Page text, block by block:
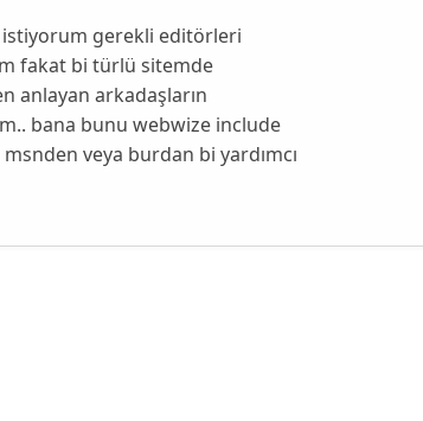
gerekli editörleri
fakat bi türlü sitemde
anlayan arkadaşların
bana bunu webwize include
veya burdan bi yardımcı